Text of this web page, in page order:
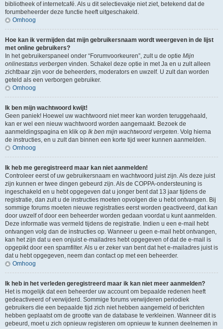
bibliotheek of internetcafé. Als u dit selectievakje niet ziet, betekend dat de
forumbeheerder deze functie heeft uitgeschakeld.
Omhoog
Hoe kan ik vermijden dat mijn gebruikersnaam wordt weergeven in de lijst
met online gebruikers?
In het gebruikerspaneel onder “Forumvoorkeuren”, zult u de optie Mijn
onlinestatus verbergen vinden. Schakel deze optie in metJa en u zult alleen
zichtbaar zijn voor de beheerders, moderators en uwzelf. U zult dan worden
geteld als een verborgen gebruiker.
Omhoog
Ik ben mijn wachtwoord kwijt!
Geen paniek! Hoewel uw wachtwoord niet meer kan worden teruggehaald,
kan er wel een nieuw wachtwoord worden aangemaakt. Bezoek de
aanmeldingspagina en klik op Ik ben mijn wachtwoord vergeten. Volg hierna
de instructies, en u zult dan binnen een korte tijd weer kunnen aanmelden.
Omhoog
Ik heb me geregistreerd maar kan niet aanmelden!
Controleer eerst of uw gebruikersnaam en wachtwoord juist zijn. Als deze juist
zijn kunnen er twee dingen gebeurd zijn. Als de COPPA-ondersteuning is
ingeschakeld en u hebt opgegeven dat u jonger bent dat 13 jaar tijdens de
registratie, dan zult u de instructies moeten opvolgen die u hebt ontvangen. Bij
sommige forums moeten nieuwe registraties eerst worden geactiveerd, dat kan
door uwzelf of door een beheerder worden gedaan voordat u kunt aanmelden.
Deze informatie was vermeld tijdens de registratie. Indien u een e-mail hebt
ontvangen volg dan de instructies op. Wanneer u geen e-mail hebt ontvangen,
kan het zijn dat u een onjuist e-mailadres hebt opgegeven of dat de e-mail is
opgepikt door een spamfilter. Als u er zeker van bent dat het e-mailadres juist is
dat u hebt opgegeven, neem dan contact op met een beheerder.
Omhoog
Ik heb in het verleden geregistreerd maar ik kan niet meer aanmelden?
Het is mogelijk dat een beheerder uw account om bepaalde redenen heeft
gedeactiveerd of verwijderd. Sommige forums verwijderen periodiek
gebruikers die een bepaalde tijd zich niet hebben aangemeld of berichten
hebben geplaatst om de grootte van de database te verkleinen. Wanneer dit is
gebeurd, moet u zich opnieuw registeren om opnieuw te kunnen deelnemen in